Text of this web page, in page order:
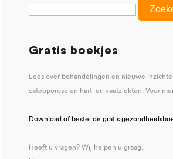
Gratis boekjes
Lees over behandelingen en nieuwe
osteoporose en hart- en vaatziekten. Voor
Download of bestel de gratis
Heeft u vragen? Wij helpen u graag.